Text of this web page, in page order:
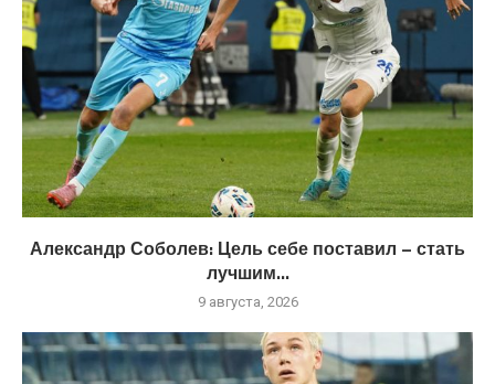
Александр Соболев: Цель себе поставил – стать
лучшим...
9 августа, 2026